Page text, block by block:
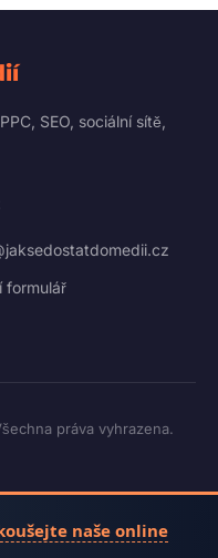
SEO, sociální sítě,
formulář
práva vyhrazena.
naše online